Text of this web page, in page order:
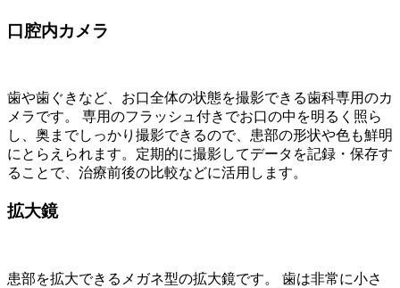
口腔内カメラ
歯や歯ぐきなど、お口全体の状態を撮影できる歯科専用のカ
メラです。 専用のフラッシュ付きでお口の中を明るく照ら
し、奥までしっかり撮影できるので、患部の形状や色も鮮明
にとらえられます。定期的に撮影してデータを記録・保存す
ることで、治療前後の比較などに活用します。
拡大鏡
患部を拡大できるメガネ型の拡大鏡です。 歯は非常に小さ